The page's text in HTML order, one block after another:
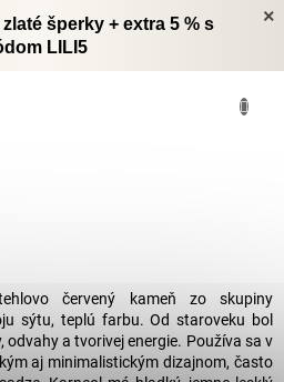
×
šperky + extra 5 % s
LILI5
červený kameň zo skupiny
sýtu, teplú farbu. Od staroveku bol
a tvorivej energie. Používa sa v
aj minimalistickým dizajnom, často